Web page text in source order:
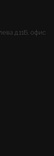
д.11Б, офис